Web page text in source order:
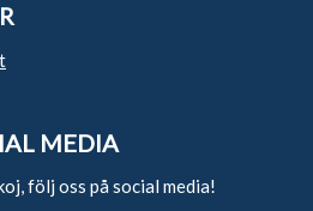
MEDIA
följ oss på social media!